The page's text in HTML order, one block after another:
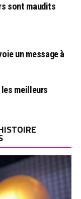
sont maudits
un message à
les meilleurs